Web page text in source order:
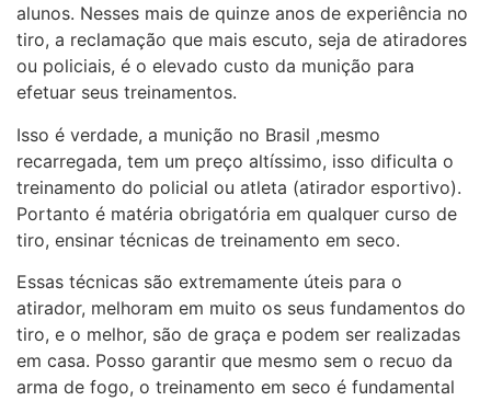
alunos. Nesses mais de quinze anos de experiência no
tiro, a reclamação que mais escuto, seja de atiradores
ou policiais, é o elevado custo da munição para
efetuar seus treinamentos.
Isso é verdade, a munição no Brasil ,mesmo
recarregada, tem um preço altíssimo, isso dificulta o
treinamento do policial ou atleta (atirador esportivo).
Portanto é matéria obrigatória em qualquer curso de
tiro, ensinar técnicas de treinamento em seco.
Essas técnicas são extremamente úteis para o
atirador, melhoram em muito os seus fundamentos do
tiro, e o melhor, são de graça e podem ser realizadas
em casa. Posso garantir que mesmo sem o recuo da
arma de fogo, o treinamento em seco é fundamental